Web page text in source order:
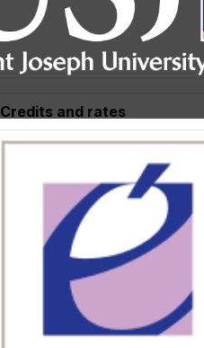
Credits and rates